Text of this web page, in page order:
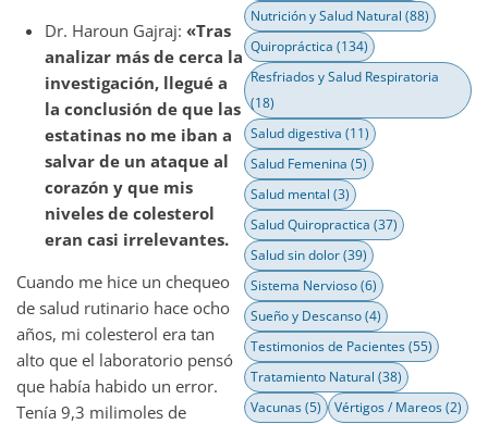
Dr. Haroun Gajraj: «Tras
analizar más de cerca la
investigación, llegué a
la conclusión de que las
estatinas no me iban a
salvar de un ataque al
corazón y que mis
niveles de colesterol
eran casi irrelevantes.
Cuando me hice un chequeo
de salud rutinario hace ocho
años, mi colesterol era tan
alto que el laboratorio pensó
que había habido un error.
Tenía 9,3 milimoles de
Nutrición y Salud Natural (88)
Quiropráctica (134)
Resfriados y Salud Respiratoria
(18)
Salud digestiva (11)
Salud Femenina (5)
Salud mental (3)
Salud Quiropractica (37)
Salud sin dolor(39)
Sistema Nervioso(6)
Sueño y Descanso(4)
Testimonios de Pacientes(55)
Tratamiento Natural (38)
Vacunas(5) Vértigos / Mareos(2)